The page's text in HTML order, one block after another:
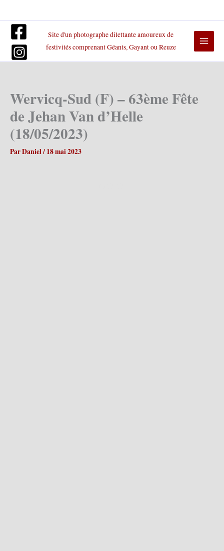
contenu
Site d'un photographe dilettante amoureux de
festivités comprenant Géants, Gayant ou Reuze
Wervicq-Sud (F) – 63ème Fête
de Jehan Van d’Helle
(18/05/2023)
ParDaniel/ 18 mai 2023